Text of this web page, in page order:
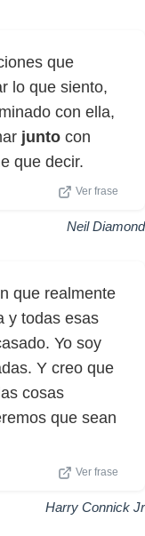
que
lo que siento,
con ella,
junto con
que decir.
Ver frase
Neil Diamond
que realmente
y todas esas
Yo soy
Y creo que
cosas
que sean
Ver frase
Harry Connick Jr